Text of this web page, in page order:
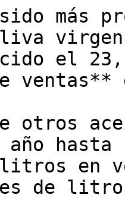
más
virgen
el
otros
hasta
en
de